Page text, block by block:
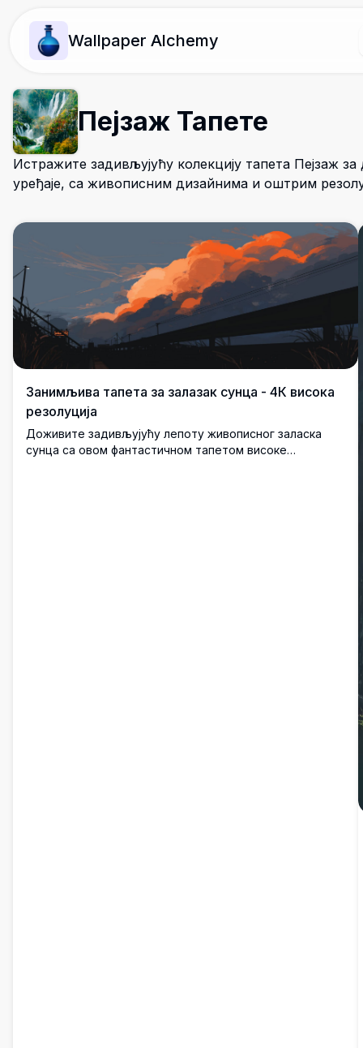
Wallpaper Alchemy
Пејзаж Тапете
Истражите задивљујућу колекцију тапета Пејзаж
уређаје, са живописним дизайнима и оштрим
Занимљива тапета за залазак сунца - 4К висока
резолуција
Доживите задивљујућу лепоту живописног заласка
сунца са овом фантастичном тапетом високе